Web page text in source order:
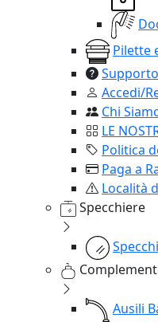
Pilette
Supporto
Accedi/
Chi
LE
Politica
Paga a
Località
Specchiere
Ausili